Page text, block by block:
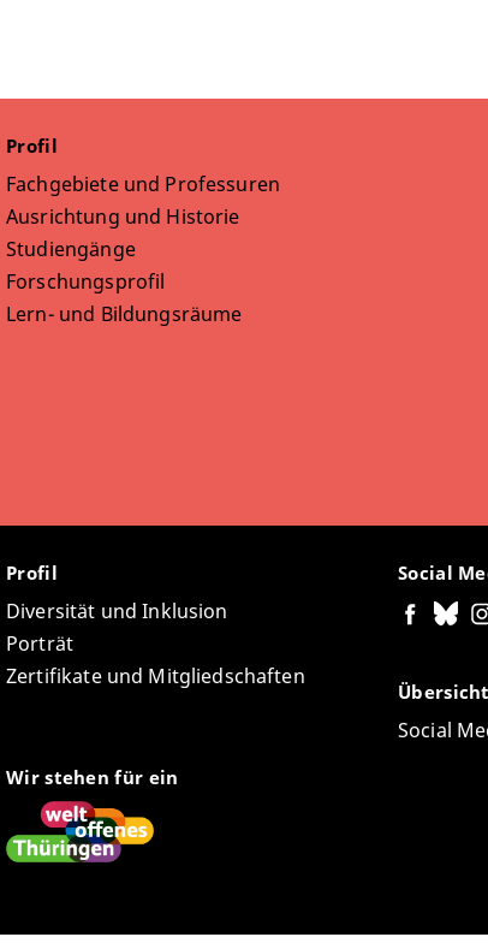
Profil
Fachgebiete und Professuren
Ausrichtung und Historie
Studiengänge
Forschungsprofil
Lern- und Bildungsräume
Profil
Diversität und Inklusion
Porträt
Zertifikate und Mitgliedschaften
Wir stehen für ein
Social
Übersicht
Social